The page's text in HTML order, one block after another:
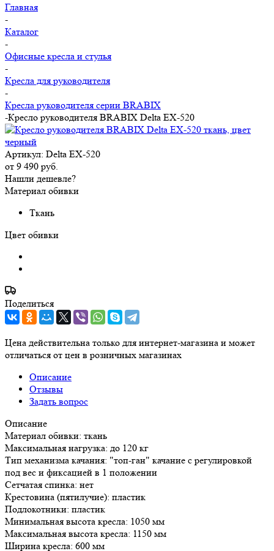
Главная
-
Каталог
-
Офисные кресла и стулья
-
Кресла для руководителя
-
Кресла руководителя серии BRABIX
-Кресло руководителя BRABIX Delta EX-520
Артикул: Delta EX-520
от 9 490 руб.
Нашли дешевле?
Материал обивки
Ткань
Цвет обивки
Поделиться
Цена действительна только для интернет-магазина и может
отличаться от цен в розничных магазинах
Описание
Отзывы
Задать вопрос
Описание
Материал обивки: ткань
Максимальная нагрузка: до 120 кг
Тип механизма качания: "топ-ган" качание с регулировкой
под вес и фиксацией в 1 положении
Сетчатая спинка: нет
Крестовина (пятилучие): пластик
Подлокотники: пластик
Минимальная высота кресла: 1050 мм
Максимальная высота кресла: 1150 мм
Ширина кресла: 600 мм